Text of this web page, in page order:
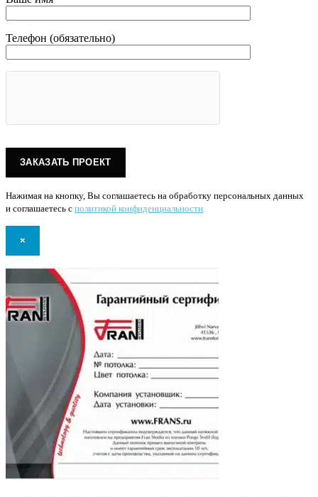
Телефон (обязательно)
Нажимая на кнопку, Вы соглашаетесь на обработку персональных данных
и соглашаетесь с политикой конфиденциальности.
×